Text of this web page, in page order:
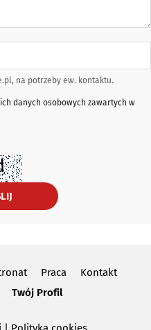
na potrzeby ew. kontaktu.
danych osobowych zawartych w
Praca
Kontakt
Twój Profil